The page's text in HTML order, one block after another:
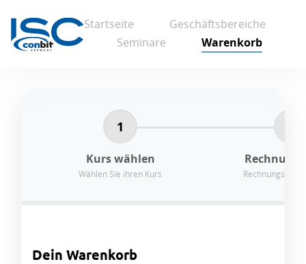
Startseite
Geschäftsbereiche
Seminare
Warenkorb
1
Kurs wählen
Wählen Sie ihren Kurs
Dein Warenkorb